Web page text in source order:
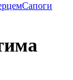
Сапоги